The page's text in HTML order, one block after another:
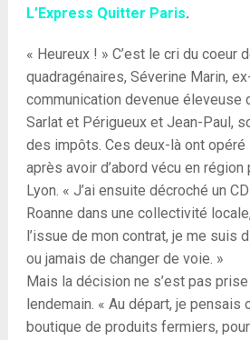
L’Express Quitter Paris.
« Heureux ! » C’est le cri du coeur
quadragénaires, Séverine Marin,
communication devenue éleveuse
Sarlat et Périgueux et Jean-Paul,
des impôts. Ces deux-là ont opéré
après avoir d’abord vécu en
Lyon. « J’ai ensuite décroché un
Roanne dans une collectivité
l’issue de mon contrat, je me suis
ou jamais de changer de voie. »
Mais la décision ne s’est pas prise
lendemain. « Au départ, je pensais
boutique de produits fermiers,